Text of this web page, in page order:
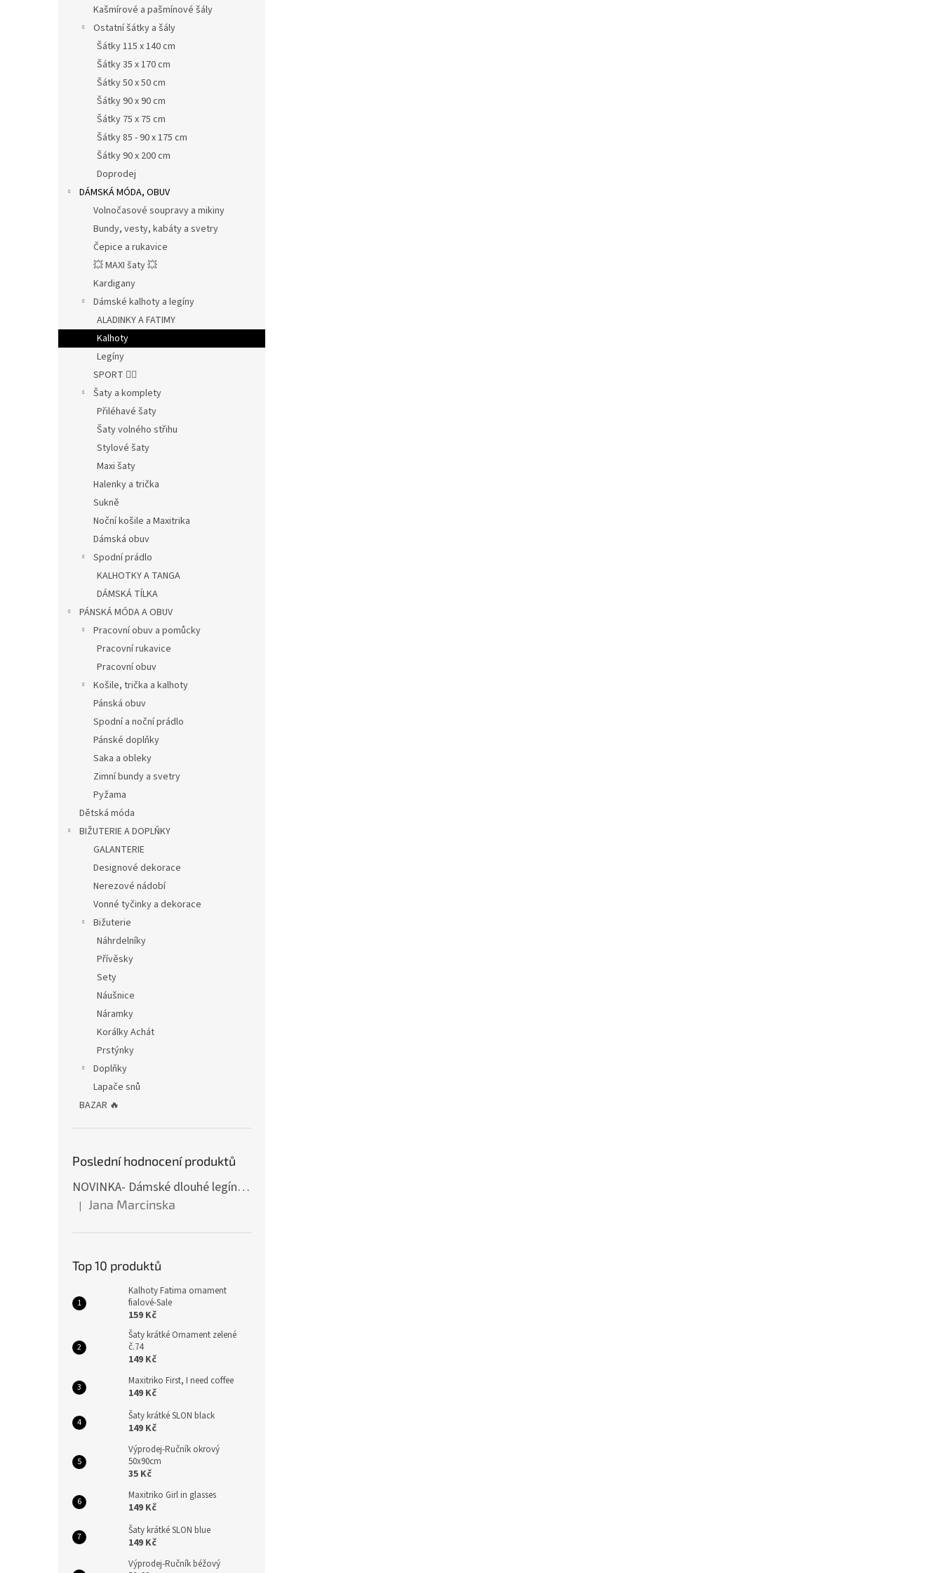
Kašmírové a pašmínové šály
Ostatní šátky a šály
Šátky 115 x 140 cm
Šátky 35 x 170 cm
Šátky 50 x 50 cm
Šátky 90 x 90 cm
Šátky 75 x 75 cm
Šátky 85 - 90 x 175 cm
Šátky 90 x 200 cm
Doprodej
DÁMSKÁ MÓDA, OBUV
Volnočasové soupravy a mikiny
Bundy, vesty, kabáty a svetry
Čepice a rukavice
💥 MAXI šaty 💥
Kardigany
Dámské kalhoty a legíny
ALADINKY A FATIMY
Kalhoty
Legíny
SPORT 🤸‍♂️
Šaty a komplety
Přiléhavé šaty
Šaty volného střihu
Stylové šaty
Maxi šaty
Halenky a trička
Sukně
Noční košile a Maxitrika
Dámská obuv
Spodní prádlo
KALHOTKY A TANGA
DÁMSKÁ TÍLKA
PÁNSKÁ MÓDA A OBUV
Pracovní obuv a pomůcky
Pracovní rukavice
Pracovní obuv
Košile, trička a kalhoty
Pánská obuv
Spodní a noční prádlo
Pánské doplňky
Saka a obleky
Zimní bundy a svetry
Pyžama
Dětská móda
BIŽUTERIE A DOPLŇKY
GALANTERIE
Designové dekorace
Nerezové nádobí
Vonné tyčinky a dekorace
Bižuterie
Náhrdelníky
Přívěsky
Sety
Náušnice
Náramky
Korálky Achát
Prstýnky
Doplňky
Lapače snů
BAZAR 🔥
Poslední hodnocení produktů
NOVINKA- Dámské dlouhé legíny s tulipány
Hodnocení produktu je 5 z 5 hvězdiček.
| Jana Marcinska
Top 10 produktů
Kalhoty Fatima ornament
fialové-Sale
159 Kč
Šaty krátké Ornament zelené
č.74
149 Kč
Maxitriko First, I need coffee
149 Kč
Šaty krátké SLON black
149 Kč
Výprodej-Ručník okrový
50x90cm
35 Kč
Maxitriko Girl in glasses
149 Kč
Šaty krátké SLON blue
149 Kč
Výprodej-Ručník béžový